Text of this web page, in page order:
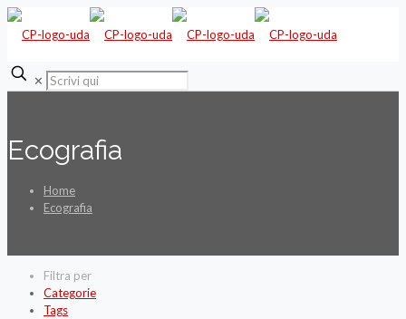
✕
Ecografia
Home
Ecografia
Filtra per
Categorie
Tags